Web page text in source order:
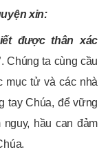
xin:
được thân xác
. Chúng ta cùng cầu
mục tử và các nhà
tay Chúa, để vững
nguy, hầu can đảm